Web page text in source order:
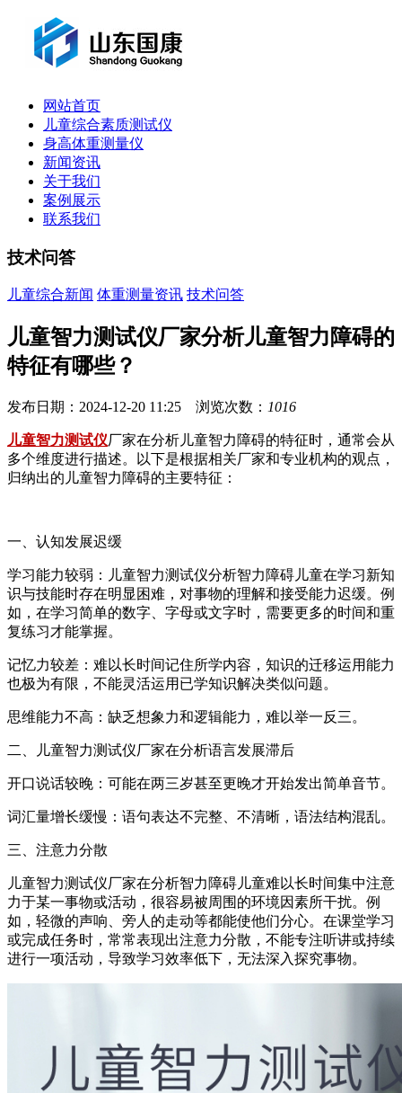
网站首页
儿童综合素质测试仪
身高体重测量仪
新闻资讯
关于我们
案例展示
联系我们
技术问答
儿童综合新闻 体重测量资讯 技术问答
儿童智力测试仪厂家分析儿童智力障碍的
特征有哪些？
发布日期：2024-12-20 11:25 浏览次数： 1016
儿童智力测试仪厂家在分析儿童智力障碍的特征时，通常会从
多个维度进行描述。以下是根据相关厂家和专业机构的观点，
归纳出的儿童智力障碍的主要特征：
一、认知发展迟缓
学习能力较弱：儿童智力测试仪分析智力障碍儿童在学习新知
识与技能时存在明显困难，对事物的理解和接受能力迟缓。例
如，在学习简单的数字、字母或文字时，需要更多的时间和重
复练习才能掌握。
记忆力较差：难以长时间记住所学内容，知识的迁移运用能力
也极为有限，不能灵活运用已学知识解决类似问题。
思维能力不高：缺乏想象力和逻辑能力，难以举一反三。
二、儿童智力测试仪厂家在分析语言发展滞后
开口说话较晚：可能在两三岁甚至更晚才开始发出简单音节。
词汇量增长缓慢：语句表达不完整、不清晰，语法结构混乱。
三、注意力分散
儿童智力测试仪厂家在分析智力障碍儿童难以长时间集中注意
力于某一事物或活动，很容易被周围的环境因素所干扰。例
如，轻微的声响、旁人的走动等都能使他们分心。在课堂学习
或完成任务时，常常表现出注意力分散，不能专注听讲或持续
进行一项活动，导致学习效率低下，无法深入探究事物。